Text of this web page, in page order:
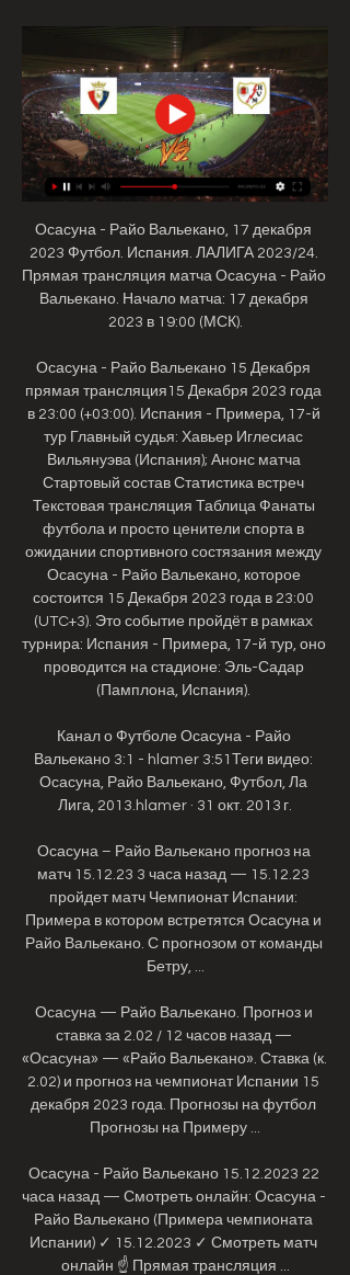
Осасуна - Райо Вальекано, 17 декабря
2023 Футбол. Испания. ЛАЛИГА 2023/24.
Прямая трансляция матча Осасуна - Райо
Вальекано. Начало матча: 17 декабря
2023 в 19:00 (МСК).
Осасуна - Райо Вальекано 15 Декабря
прямая трансляция15 Декабря 2023 года
в 23:00 (+03:00). Испания - Примера, 17-й
тур Главный судья: Хавьер Иглесиас
Вильянуэва (Испания); Анонс матча
Стартовый состав Статистика встреч
Текстовая трансляция Таблица Фанаты
футбола и просто ценители спорта в
ожидании спортивного состязания между
Осасуна - Райо Вальекано, которое
состоится 15 Декабря 2023 года в 23:00
(UTC+3). Это событие пройдёт в рамках
турнира: Испания - Примера, 17-й тур, оно
проводится на стадионе: Эль-Садар
(Памплона, Испания).
Канал о Футболе Осасуна - Райо
Вальекано 3:1 - hlamer 3:51Теги видео:
Осасуна, Райо Вальекано, Футбол, Ла
Лига, 2013.hlamer · 31 окт. 2013 г.
Осасуна – Райо Вальекано прогноз на
матч 15.12.23 3 часа назад — 15.12.23
пройдет матч Чемпионат Испании:
Примера в котором встретятся Осасуна и
Райо Вальекано. С прогнозом от команды
Бетру, ...
Осасуна — Райо Вальекано. Прогноз и
ставка за 2.02 / 12 часов назад —
«Осасуна» — «Райо Вальекано». Ставка (к.
2.02) и прогноз на чемпионат Испании 15
декабря 2023 года. Прогнозы на футбол
Прогнозы на Примеру ...
Осасуна - Райо Вальекано 15.12.2023 22
часа назад — Смотреть онлайн: Осасуна -
Райо Вальекано (Примера чемпионата
Испании) ✓️ 15.12.2023 ✓️ Смотреть матч
онлайн ☝ Прямая трансляция ...